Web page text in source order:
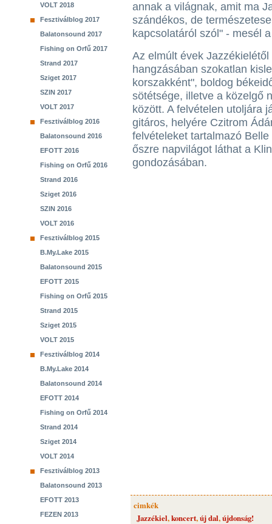
VOLT 2018
Fesztiválblog 2017
Balatonsound 2017
Fishing on Orfű 2017
Strand 2017
Sziget 2017
SZIN 2017
VOLT 2017
Fesztiválblog 2016
Balatonsound 2016
EFOTT 2016
Fishing on Orfű 2016
Strand 2016
Sziget 2016
SZIN 2016
VOLT 2016
Fesztiválblog 2015
B.My.Lake 2015
Balatonsound 2015
EFOTT 2015
Fishing on Orfű 2015
Strand 2015
Sziget 2015
VOLT 2015
Fesztiválblog 2014
B.My.Lake 2014
Balatonsound 2014
EFOTT 2014
Fishing on Orfű 2014
Strand 2014
Sziget 2014
VOLT 2014
Fesztiválblog 2013
Balatonsound 2013
EFOTT 2013
FEZEN 2013
annak a világnak, amit ma
szándékos, de
kapcsolatáról szól" - mesél
Az elmúlt évek
hangzásában szokatlan
korszakként", boldog
sötétsége, illetve a közelgő
között. A felvételen utoljára
gitáros, helyére Czitrom
felvételeket tartalmazó
őszre napvilágot láthat a
gondozásában.
cimkék
Jazzékiel,koncert,új dal,újdonság!